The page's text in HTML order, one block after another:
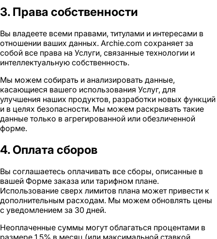
3. Права собственности
Вы владеете всеми правами, титулами и интересами в
отношении ваших данных. Archie.com сохраняет за
собой все права на Услуги, связанные технологии и
интеллектуальную собственность.
Мы можем собирать и анализировать данные,
касающиеся вашего использования Услуг, для
улучшения наших продуктов, разработки новых функций
и в целях безопасности. Мы можем раскрывать такие
данные только в агрегированной или обезличенной
форме.
4. Оплата сборов
Вы соглашаетесь оплачивать все сборы, описанные в
вашей Форме заказа или тарифном плане.
Использование сверх лимитов плана может привести к
дополнительным расходам. Мы можем обновлять цены
с уведомлением за 30 дней.
Неоплаченные суммы могут облагаться процентами в